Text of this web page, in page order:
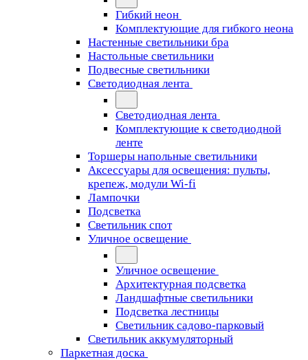
Гибкий неон
Комплектующие для гибкого неона
Настенные светильники бра
Настольные светильники
Подвесные светильники
Светодиодная лента
Светодиодная лента
Комплектующие к светодиодной
ленте
Торшеры напольные светильники
Аксессуары для освещения: пульты,
крепеж, модули Wi-fi
Лампочки
Подсветка
Светильник спот
Уличное освещение
Уличное освещение
Архитектурная подсветка
Ландшафтные светильники
Подсветка лестницы
Светильник садово-парковый
Светильник аккумуляторный
Паркетная доска